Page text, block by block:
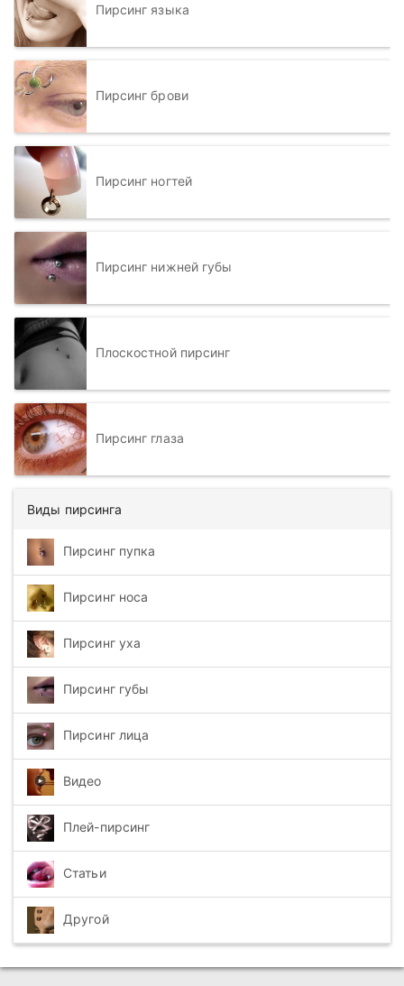
Пирсинг языка
Пирсинг брови
Пирсинг ногтей
Пирсинг нижней губы
Плоскостной пирсинг
Пирсинг глаза
Виды пирсинга
Пирсинг пупка
Пирсинг носа
Пирсинг уха
Пирсинг губы
Пирсинг лица
Видео
Плей-пирсинг
Статьи
Другой